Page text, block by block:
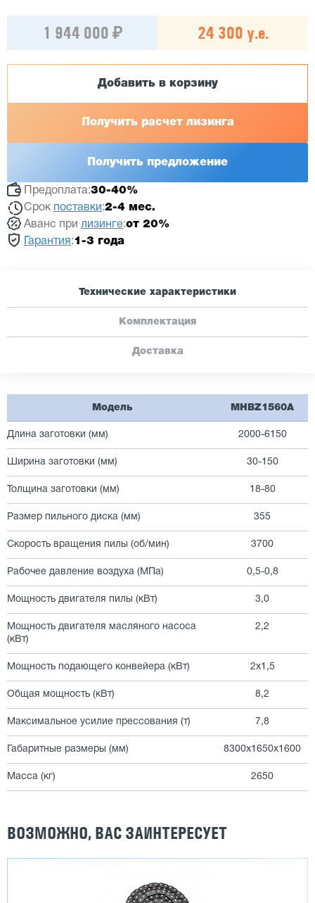
1 944 000 ₽ 24 300 у.е.
Добавить в корзину
Получить расчет лизинга
Получить предложение
Предоплата:30-40%
Срок поставки :2-4 мес.
Аванс при лизинге:от 20%
Гарантия :1-3 года
Технические характеристики
Комплектация
Доставка
Модель MHBZ1560A
Длина заготовки (мм) 2000-6150
Ширина заготовки (мм) 30-150
Толщина заготовки (мм) 18-80
Размер пильного диска (мм) 355
Скорость вращения пилы (об/мин) 3700
Рабочее давление воздуха (МПа) 0,5-0,8
Мощность двигателя пилы (кВт) 3,0
Мощность двигателя масляного насоса
(кВт)
2,2
Мощность подающего конвейера (кВт) 2х1,5
Общая мощность (кВт) 8,2
Максимальное усилие прессования (т) 7,8
Габаритные размеры (мм) 8300х1650х1600
Масса (кг) 2650
ВОЗМОЖНО, ВАС ЗАИНТЕРЕСУЕТ